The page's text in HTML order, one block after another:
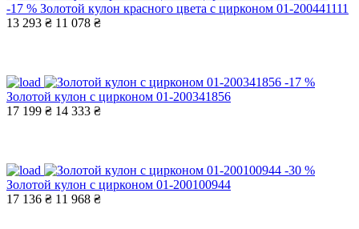
-17 % Золотой кулон красного цвета с цирконом 01-200441111
13 293 ₴ 11 078 ₴
-17 %
Золотой кулон с цирконом 01-200341856
17 199 ₴ 14 333 ₴
-30 %
Золотой кулон с цирконом 01-200100944
17 136 ₴ 11 968 ₴